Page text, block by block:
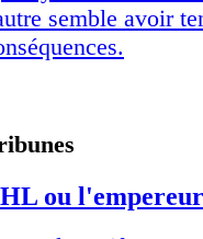
semble avoir
ou